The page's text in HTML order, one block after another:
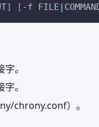
] [ -f FILE |
。
。
chrony.conf）。